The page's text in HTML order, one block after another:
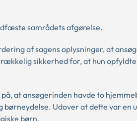
samrådets afgørelse.
af sagens oplysninger, at
sikkerhed for, at hun
at ansøgerinden havde to
Udover at dette var
børn.